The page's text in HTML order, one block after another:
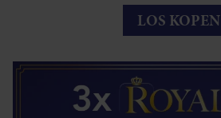
LOS KOPEN